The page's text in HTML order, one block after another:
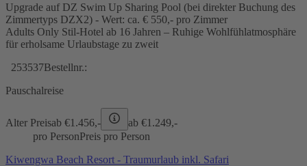
Upgrade auf DZ Swim Up Sharing Pool (bei direkter Buchung des
Zimmertyps DZX2) - Wert: ca. € 550,- pro Zimmer
Adults Only Stil-Hotel ab 16 Jahren – Ruhige Wohlfühlatmosphäre
für erholsame Urlaubstage zu zweit
253537Bestellnr.:
Pauschalreise
Alter Preisab €1.456,- ab €1.249,-
pro PersonPreis pro Person
Kiwengwa Beach Resort - Traumurlaub inkl. Safari